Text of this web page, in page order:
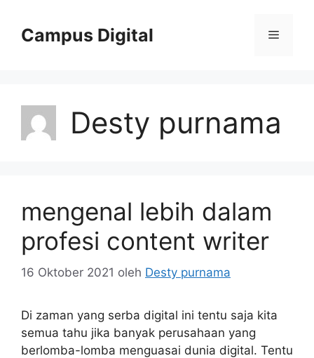
Campus Digital Menu
Desty purnama
mengenal lebih dalam
profesi content writer
16 Oktober 2021 oleh Desty purnama
Di zaman yang serba digital ini tentu saja kita
semua tahu jika banyak perusahaan yang
berlomba-lomba menguasai dunia digital. Tentu